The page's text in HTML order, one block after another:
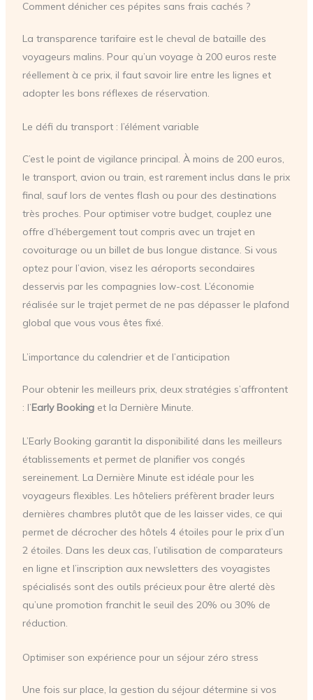
Comment dénicher ces pépites sans frais cachés ?
La transparence tarifaire est le cheval de bataille des
voyageurs malins. Pour qu’un voyage à 200 euros reste
réellement à ce prix, il faut savoir lire entre les lignes et
adopter les bons réflexes de réservation.
Le défi du transport : l’élément variable
C’est le point de vigilance principal. À moins de 200 euros,
le transport, avion ou train, est rarement inclus dans le prix
final, sauf lors de ventes flash ou pour des destinations
très proches. Pour optimiser votre budget, couplez une
offre d’hébergement tout compris avec un trajet en
covoiturage ou un billet de bus longue distance. Si vous
optez pour l’avion, visez les aéroports secondaires
desservis par les compagnies low-cost. L’économie
réalisée sur le trajet permet de ne pas dépasser le plafond
global que vous vous êtes fixé.
L’importance du calendrier et de l’anticipation
Pour obtenir les meilleurs prix, deux stratégies s’affrontent
: l’Early Bookinget la Dernière Minute.
L’Early Booking garantit la disponibilité dans les meilleurs
établissements et permet de planifier vos congés
sereinement. La Dernière Minute est idéale pour les
voyageurs flexibles. Les hôteliers préfèrent brader leurs
dernières chambres plutôt que de les laisser vides, ce qui
permet de décrocher des hôtels 4 étoiles pour le prix d’un
2 étoiles. Dans les deux cas, l’utilisation de comparateurs
en ligne et l’inscription aux newsletters des voyagistes
spécialisés sont des outils précieux pour être alerté dès
qu’une promotion franchit le seuil des 20% ou 30% de
réduction.
Optimiser son expérience pour un séjour zéro stress
Une fois sur place, la gestion du séjour détermine si vos